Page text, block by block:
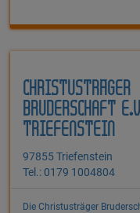
CHRISTUSTRÄGER
BRUDERSCHAFT
TRIEFENSTEIN
97855 Triefenstein
Tel.: 0179 1004804
Die Christusträger